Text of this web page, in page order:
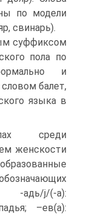
по модели
свинарь).
суффиксом
пола по
и
балет,
языка в
среди
женскости
j/(-а):
–ев(а):